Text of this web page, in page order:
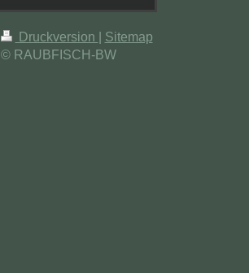
Druckversion
Sitemap
© RAUBFISCH-BW